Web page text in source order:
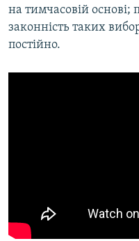
на тимчасовій основі;
законність таких
постійно.